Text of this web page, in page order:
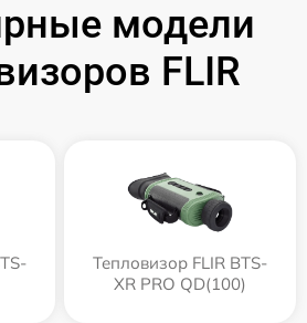
модели
FLIR
Тепловизор FLIR BTS-
XR PRO QD(100)